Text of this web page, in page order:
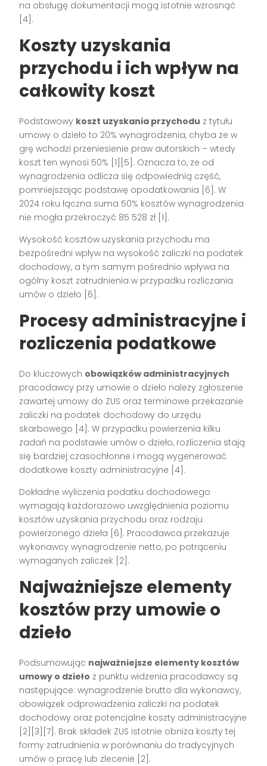
na obsługę dokumentacji mogą istotnie wzrosnąć
[4] .
Koszty uzyskania
przychodu i ich wpływ na
całkowity koszt
Podstawowy koszt uzyskania przychodu z tytułu
umowy o dzieło to 20% wynagrodzenia, chyba że w
grę wchodzi przeniesienie praw autorskich – wtedy
koszt ten wynosi 50% [1][5] . Oznacza to, że od
wynagrodzenia odlicza się odpowiednią część,
pomniejszając podstawę opodatkowania [6] . W
2024 roku łączna suma 50% kosztów wynagrodzenia
nie mogła przekroczyć 85 528 zł [1] .
Wysokość kosztów uzyskania przychodu ma
bezpośredni wpływ na wysokość zaliczki na podatek
dochodowy, a tym samym pośrednio wpływa na
ogólny koszt zatrudnienia w przypadku rozliczania
umów o dzieło [6] .
Procesy administracyjne i
rozliczenia podatkowe
Do kluczowych obowiązków administracyjnych
pracodawcy przy umowie o dzieło należy zgłoszenie
zawartej umowy do ZUS oraz terminowe przekazanie
zaliczki na podatek dochodowy do urzędu
skarbowego [4] . W przypadku powierzenia kilku
zadań na podstawie umów o dzieło, rozliczenia stają
się bardziej czasochłonne i mogą wygenerować
dodatkowe koszty administracyjne [4] .
Dokładne wyliczenia podatku dochodowego
wymagają każdorazowo uwzględnienia poziomu
kosztów uzyskania przychodu oraz rodzaju
powierzonego dzieła [6] . Pracodawca przekazuje
wykonawcy wynagrodzenie netto, po potrąceniu
wymaganych zaliczek [2] .
Najważniejsze elementy
kosztów przy umowie o
dzieło
Podsumowując najważniejsze elementy kosztów
umowy o dzieło z punktu widzenia pracodawcy są
następujące: wynagrodzenie brutto dla wykonawcy,
obowiązek odprowadzenia zaliczki na podatek
dochodowy oraz potencjalne koszty administracyjne
[2][3][7] . Brak składek ZUS istotnie obniża koszty tej
formy zatrudnienia w porównaniu do tradycyjnych
umów o pracę lub zlecenie [2] .